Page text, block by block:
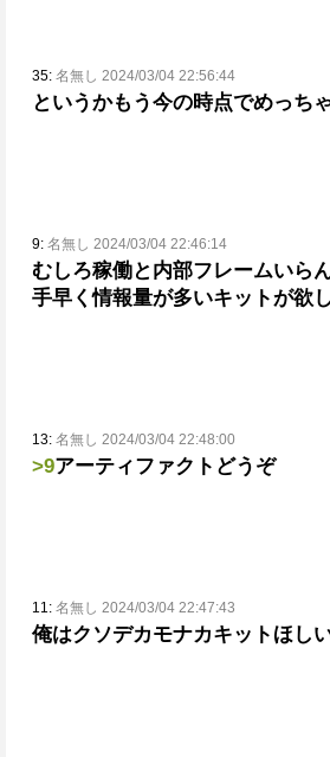
35: 名無し 2024/03/04 22:56:44
というかもう今の時点でめっち
9: 名無し 2024/03/04 22:46:14
むしろ稼働と内部フレームいら
手早く情報量が多いキットが欲
13: 名無し 2024/03/04 22:48:00
>9アーティファクトどうぞ
11: 名無し 2024/03/04 22:47:43
俺はクソデカモナカキットほし